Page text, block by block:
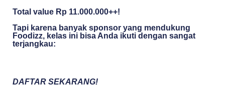
Total value Rp 11.000.000++!
Tapi karena banyak sponsor yang mendukung
Foodizz, kelas ini bisa Anda ikuti dengan sangat
terjangkau:
DAFTAR SEKARANG!